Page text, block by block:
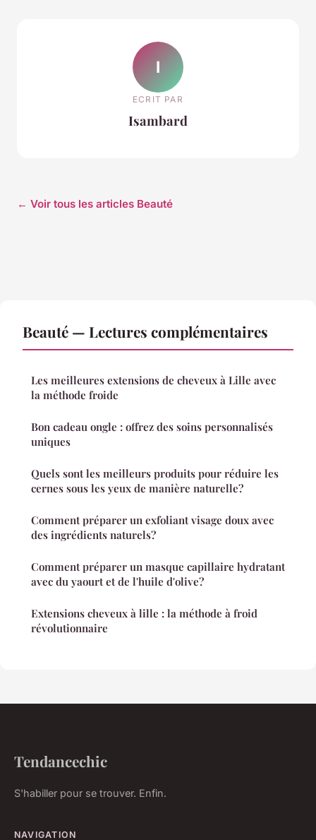
I
ECRIT PAR
Isambard
← Voir tous les articles Beauté
Beauté — Lectures complémentaires
Les meilleures extensions de cheveux à Lille avec
la méthode froide
Bon cadeau ongle : offrez des soins personnalisés
uniques
Quels sont les meilleurs produits pour réduire les
cernes sous les yeux de manière naturelle?
Comment préparer un exfoliant visage doux avec
des ingrédients naturels?
Comment préparer un masque capillaire hydratant
avec du yaourt et de l'huile d'olive?
Extensions cheveux à lille : la méthode à froid
révolutionnaire
Tendancechic
S'habiller pour se trouver. Enfin.
NAVIGATION